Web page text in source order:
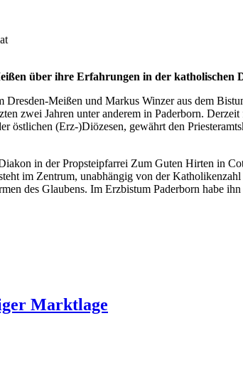
über ihre Erfahrungen in der katholischen
Meißen und Markus Winzer aus dem
zwei Jahren unter anderem in Paderborn.
östlichen (Erz-)Diözesen, gewährt den
in der Propsteipfarrei Zum Guten Hirten in
im Zentrum, unabhängig von der
des Glaubens. Im Erzbistum Paderborn habe
Marktlage